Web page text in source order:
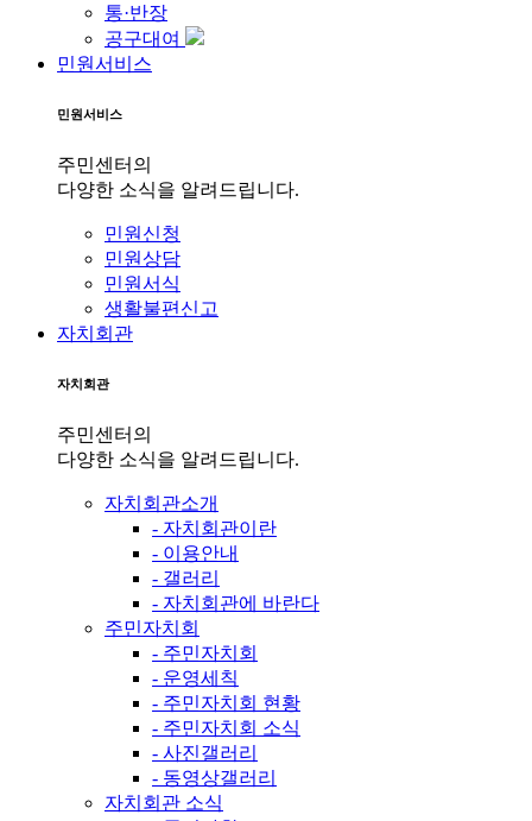
통·반장
공구대여
민원서비스
민원서비스
주민센터의
다양한 소식을 알려드립니다.
민원신청
민원상담
민원서식
생활불편신고
자치회관
자치회관
주민센터의
다양한 소식을 알려드립니다.
자치회관소개
- 자치회관이란
- 이용안내
- 갤러리
- 자치회관에 바란다
주민자치회
- 주민자치회
- 운영세칙
- 주민자치회 현황
- 주민자치회 소식
- 사진갤러리
- 동영상갤러리
자치회관 소식